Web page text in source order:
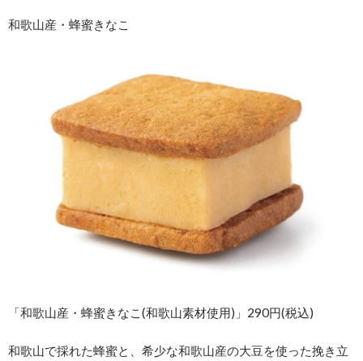
和歌山産・蜂蜜きなこ
「和歌山産・蜂蜜きなこ(和歌山素材使用)」290円(税込)
和歌山で採れた蜂蜜と、希少な和歌山産の大豆を使った挽き立